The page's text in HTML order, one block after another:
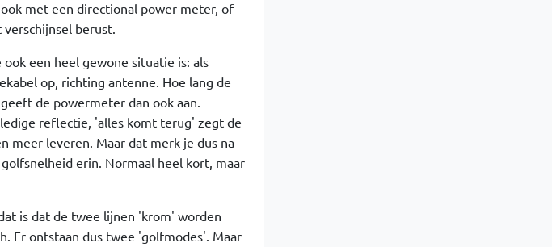
met een directional power meter, of
berust.
een heel gewone situatie is: als
op, richting antenne. Hoe lang de
de powermeter dan ook aan.
reflectie, 'alles komt terug' zegt de
meer leveren. Maar dat merk je dus na
erin. Normaal heel kort, maar
is dat de twee lijnen 'krom' worden
Er ontstaan dus twee 'golfmodes'. Maar